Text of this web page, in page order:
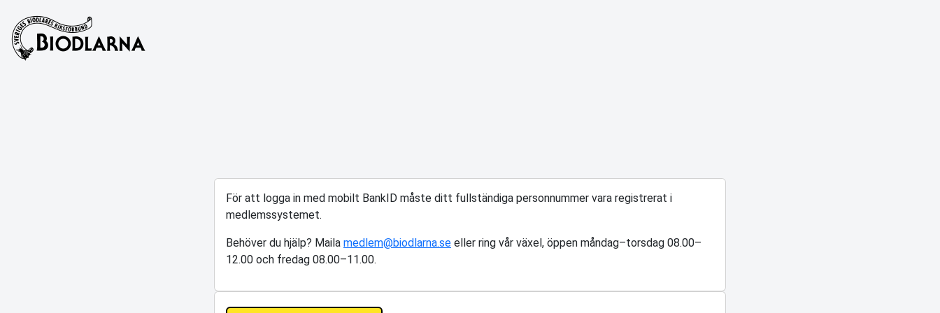
För att logga in med mobilt BankID måste ditt fullständiga personnummer vara registrerat i
medlemssystemet.
Behöver du hjälp? Maila medlem@biodlarna.se eller ring vår växel, öppen måndag–torsdag 08.00–
12.00 och fredag 08.00–11.00.